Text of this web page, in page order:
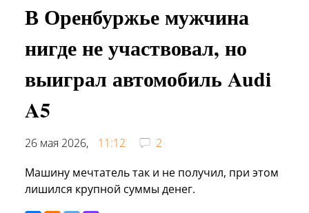
В Оренбуржье мужчина
нигде не участвовал, но
выиграл автомобиль Audi
A5
26 мая 2026, 11:12
2
Машину мечтатель так и не получил, при этом
лишился крупной суммы денег.